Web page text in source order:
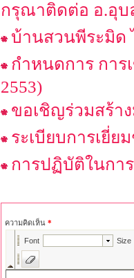
กรุณาติดต่อ อ.อุบ
บ้านสวนพีระมิด
กำหนดการ การ
2553)
ขอเชิญร่วมสร้า
ระเบียบการเยี่
การปฏิบัติในกา
ความคิดเห็น *